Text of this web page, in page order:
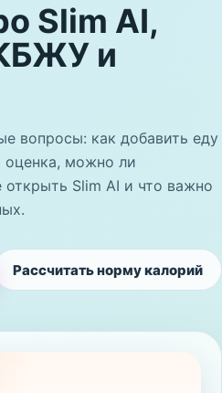
Slim AI,
и
вопросы: как добавить еду
оценка, можно ли
открыть Slim AI и что важно
Рассчитать норму калорий